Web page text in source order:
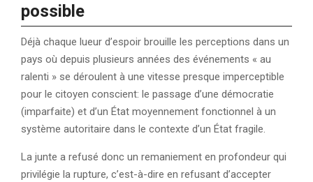
possible
Déjà chaque lueur d’espoir brouille les perceptions dans un
pays où depuis plusieurs années des événements « au
ralenti » se déroulent à une vitesse presque imperceptible
pour le citoyen conscient: le passage d’une démocratie
(imparfaite) et d’un État moyennement fonctionnel à un
système autoritaire dans le contexte d’un État fragile.
La junte a refusé donc un remaniement en profondeur qui
privilégie la rupture, c’est-à-dire en refusant d’accepter